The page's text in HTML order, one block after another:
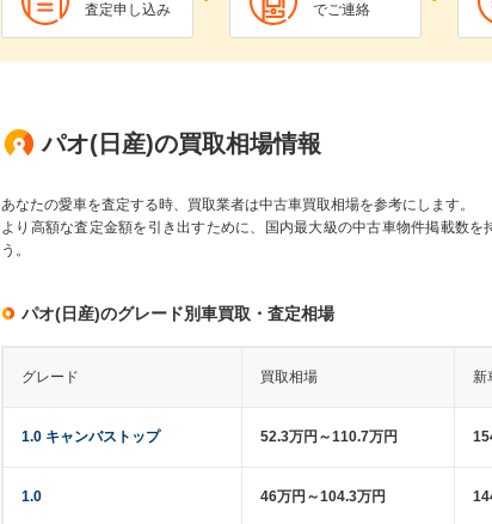
査定申し込み
でご連絡
パオ(日産)の買取相場情報
あなたの愛車を査定する時、買取業者は中古車買取相場を参考にします。
より高額な査定金額を引き出すために、国内最大級の中古車物件掲載数
う。
パオ(日産)のグレード別車買取・査定相場
グレード 買取相場 新
1.0 キャンバストップ 52.3万円～110.7万円
1.0 46万円～104.3万円